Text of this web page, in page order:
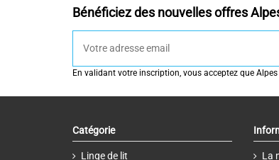
Bénéficiez des nouvelles offres
En validant votre inscription, vous acceptez que
Catégorie
Linge de lit La